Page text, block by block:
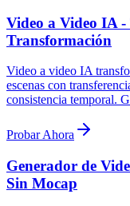
Video a Video IA
Transformación
Video a video IA
escenas con
consistencia temporal.
Probar Ahora
Generador de
Sin Mocap